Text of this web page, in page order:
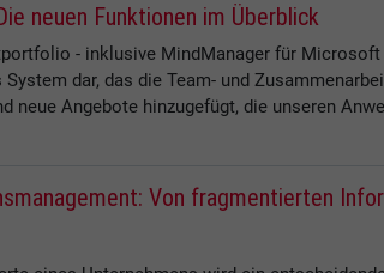
neuen Funktionen im Überblick
- inklusive MindManager für
dar, das die Team- und
neue Angebote hinzugefügt, die unseren
Von fragmentierten